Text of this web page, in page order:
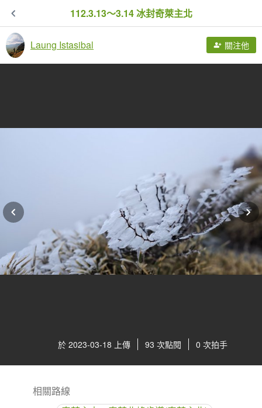
112.3.13～3.14 冰封奇萊主北
Laung Istasibal 關注他
於 2023-03-18 上傳 93 次點閱 0 次拍手
相關路線